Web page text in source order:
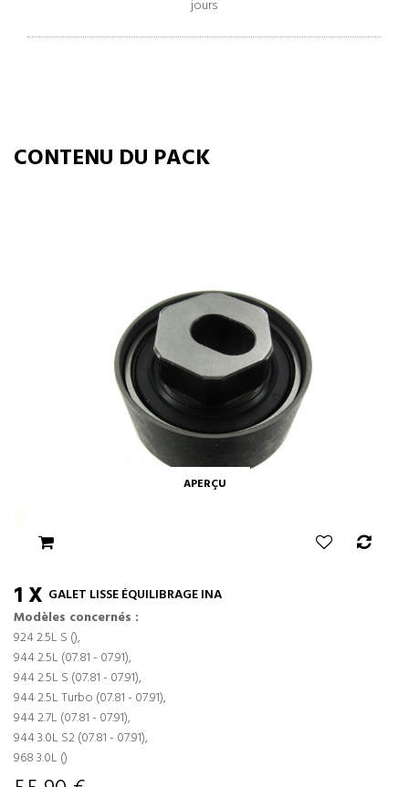
jours
CONTENU DU PACK
APERÇU
1 X GALET LISSE ÉQUILIBRAGE INA
Modèles concernés :
924 2.5L S (),
944 2.5L (07.81 - 07.91),
944 2.5L S (07.81 - 07.91),
944 2.5L Turbo (07.81 - 07.91),
944 2.7L (07.81 - 07.91),
944 3.0L S2 (07.81 - 07.91),
968 3.0L ()